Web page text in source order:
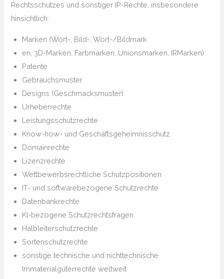
Rechtsschutzes und sonstiger IP-Rechte, insbesondere
hinsichtlich:
Marken (Wort-, Bild-, Wort-/Bildmark
en, 3D-Marken, Farbmarken, Unionsmarken, IRMarken)
Patente
Gebrauchsmuster
Designs (Geschmacksmuster)
Urheberrechte
Leistungsschutzrechte
Know-how- und Geschäftsgeheimnisschutz
Domainrechte
Lizenzrechte
Wettbewerbsrechtliche Schutzpositionen
IT- und softwarebezogene Schutzrechte
Datenbankrechte
KI-bezogene Schutzrechtsfragen
Halbleiterschutzrechte
Sortenschutzrechte
sonstige technische und nichttechnische
Immaterialgüterrechte weltweit